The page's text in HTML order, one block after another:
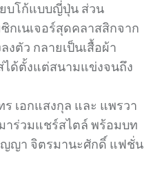
ยบโก้แบบญี่ปุ่น ส่วน
กเนเจอร์สุดคลาสสิกจาก
ตัว กลายเป็นเสื้อผ้า
ได้ตั้งแต่สนามแข่งจนถึง
เอกแสงกุล และ แพรวา
ร่วมแชร์สไตล์ พร้อมบท
ญา จิตรมานะศักดิ์ แฟชั่น